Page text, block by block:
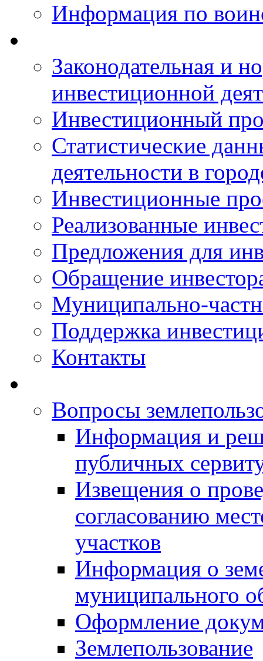
Информация по
Законодательная и
инвестиционной
Инвестиционный
Статистические
деятельности в
Инвестиционные
Реализованные
Предложения для
Обращение
Муниципально-
Поддержка
Контакты
Вопросы
Информация и
публичных
Извещения о
согласованию
участков
Информация о
муниципального
Оформление
Землепользование